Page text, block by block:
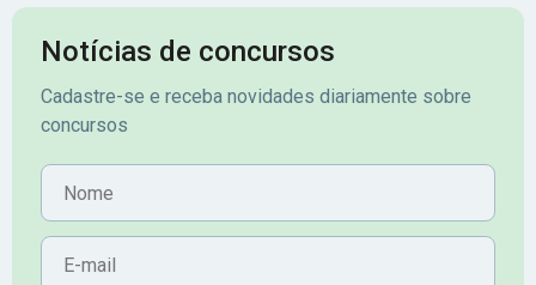
Notícias de concursos
Cadastre-se e receba novidades diariamente sobre
concursos
Nome
E-mail